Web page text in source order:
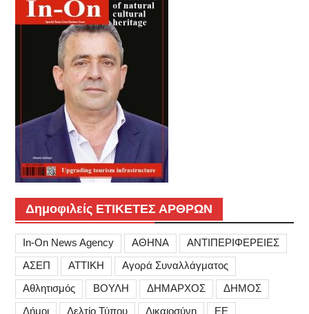
Δημοφιλείς ΕΤΙΚΕΤΕΣ ΑΡΘΡΩΝ
In-On News Agency ΑΘΗΝΑ
ΑΝΤΙΠΕΡΙΦΕΡΕΙΕΣ
ΑΣΕΠ
ΑΤΤΙΚΗ
Αγορά Συναλλάγματος
Αθλητισμός
ΒΟΥΛΗ ΔΗΜΑΡΧΟΣ
ΔΗΜΟΣ
Δήμοι
Δελτίο Τύπου Δικαιοσύνη
ΕΕ